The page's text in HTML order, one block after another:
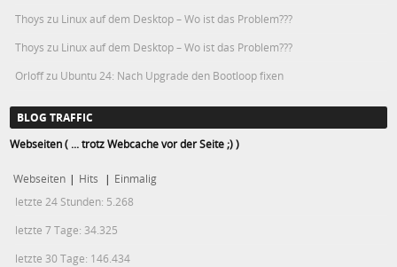
Thoys zu Linux auf dem Desktop – Wo ist das Problem???
Thoys zu Linux auf dem Desktop – Wo ist das Problem???
Orloffzu Ubuntu 24: Nach Upgrade den Bootloop fixen
BLOG TRAFFIC
Webseiten ( ... trotz Webcache vor der Seite ;) )
Webseiten | Hits | Einmalig
letzte 24 Stunden: 5.268
letzte 7 Tage: 34.325
letzte 30 Tage: 146.434